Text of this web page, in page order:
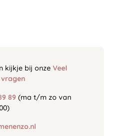
kijkje bij onze Veel
89 (ma t/m zo van